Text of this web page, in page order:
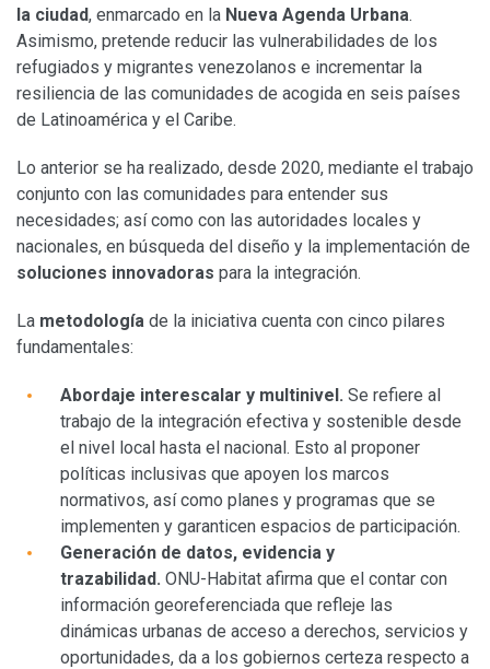
la ciudad, enmarcado en la Nueva Agenda Urbana.
Asimismo, pretende reducir las vulnerabilidades de los
refugiados y migrantes venezolanos e incrementar la
resiliencia de las comunidades de acogida en seis países
de Latinoamérica y el Caribe.
Lo anterior se ha realizado, desde 2020, mediante el trabajo
conjunto con las comunidades para entender sus
necesidades; así como con las autoridades locales y
nacionales, en búsqueda del diseño y la implementación de
soluciones innovadoras para la integración.
La metodología de la iniciativa cuenta con cinco pilares
fundamentales:
Abordaje interescalar y multinivel. Se refiere al
trabajo de la integración efectiva y sostenible desde
el nivel local hasta el nacional. Esto al proponer
políticas inclusivas que apoyen los marcos
normativos, así como planes y programas que se
implementen y garanticen espacios de participación.
Generación de datos, evidencia y
trazabilidad. ONU-Habitat afirma que el contar con
información georeferenciada que refleje las
dinámicas urbanas de acceso a derechos, servicios y
oportunidades, da a los gobiernos certeza respecto a